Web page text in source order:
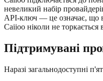
невеликий набір
API-ключ — це означає, що
Caiioo ніколи не торкається
Підтримувані
Наразі загальнодоступні